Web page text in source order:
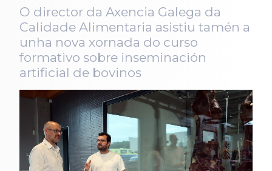
O director da Axencia Galega da
Calidade Alimentaria asistiu tamén a
unha nova xornada do curso
formativo sobre inseminación
artificial de bovinos